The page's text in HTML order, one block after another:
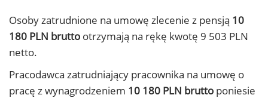
Osoby zatrudnione na umowę zlecenie z pensją 10
180 PLN brutto otrzymają na rękę kwotę 9 503 PLN
netto.
Pracodawca zatrudniający pracownika na umowę o
pracę z wynagrodzeniem 10 180 PLN brutto poniesie